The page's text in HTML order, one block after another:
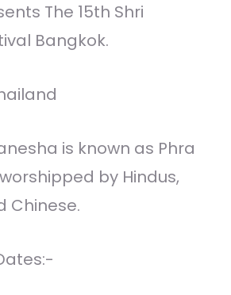
The 15th Shri
Bangkok.
is known as Phra
by Hindus,
Chinese.